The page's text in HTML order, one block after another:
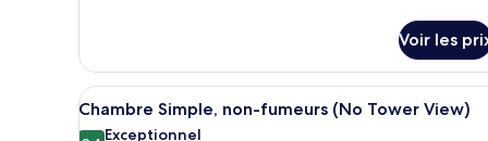
chambre :
Deluxe
Triple
Room
le
type
de
chambre
Voir les
Afficher
toutes
Chambre Simple, non-
4
Chambre Simple, non-fumeurs (No Tower View)
Exceptionnel